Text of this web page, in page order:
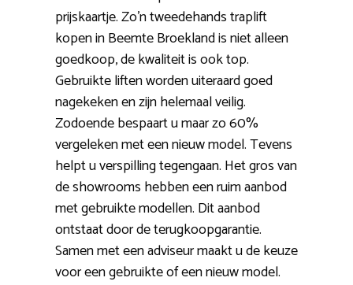
prijskaartje. Zo’n tweedehands traplift
kopen in Beemte Broekland is niet alleen
goedkoop, de kwaliteit is ook top.
Gebruikte liften worden uiteraard goed
nagekeken en zijn helemaal veilig.
Zodoende bespaart u maar zo 60%
vergeleken met een nieuw model. Tevens
helpt u verspilling tegengaan. Het gros van
de showrooms hebben een ruim aanbod
met gebruikte modellen. Dit aanbod
ontstaat door de terugkoopgarantie.
Samen met een adviseur maakt u de keuze
voor een gebruikte of een nieuw model.